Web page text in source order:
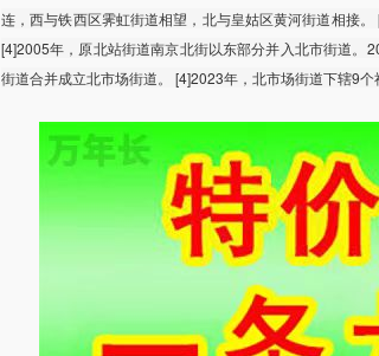
连，西与铁西区霁虹街道相望，北与皇姑区黄河街道相接
[4]2005年，原北站街道南京北街以东部分并入北市街道。
街道合并成立北市场街道。 [4]2023年，北市场街道下辖9个